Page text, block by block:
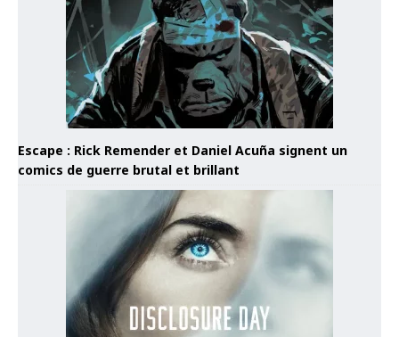
Escape : Rick Remender et Daniel Acuña signent un
comics de guerre brutal et brillant